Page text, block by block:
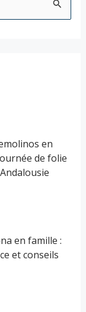
en
de folie
en famille :
et conseils